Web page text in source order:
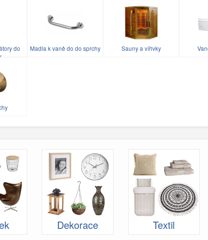
do
Madla k vaně do do sprchy Sauny a vířivky
Dekorace Textil